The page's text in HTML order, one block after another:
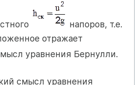
напоров, т.е.
отражает
уравнения Бернулли.
смысл уравнения